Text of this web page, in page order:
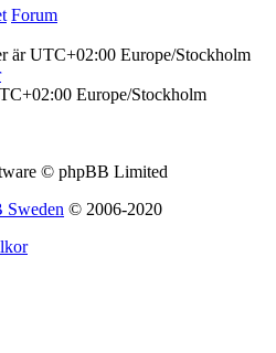
Forum
är UTC+02:00 Europe/Stockholm
Europe/Stockholm
© phpBB Limited
Sweden © 2006-2020